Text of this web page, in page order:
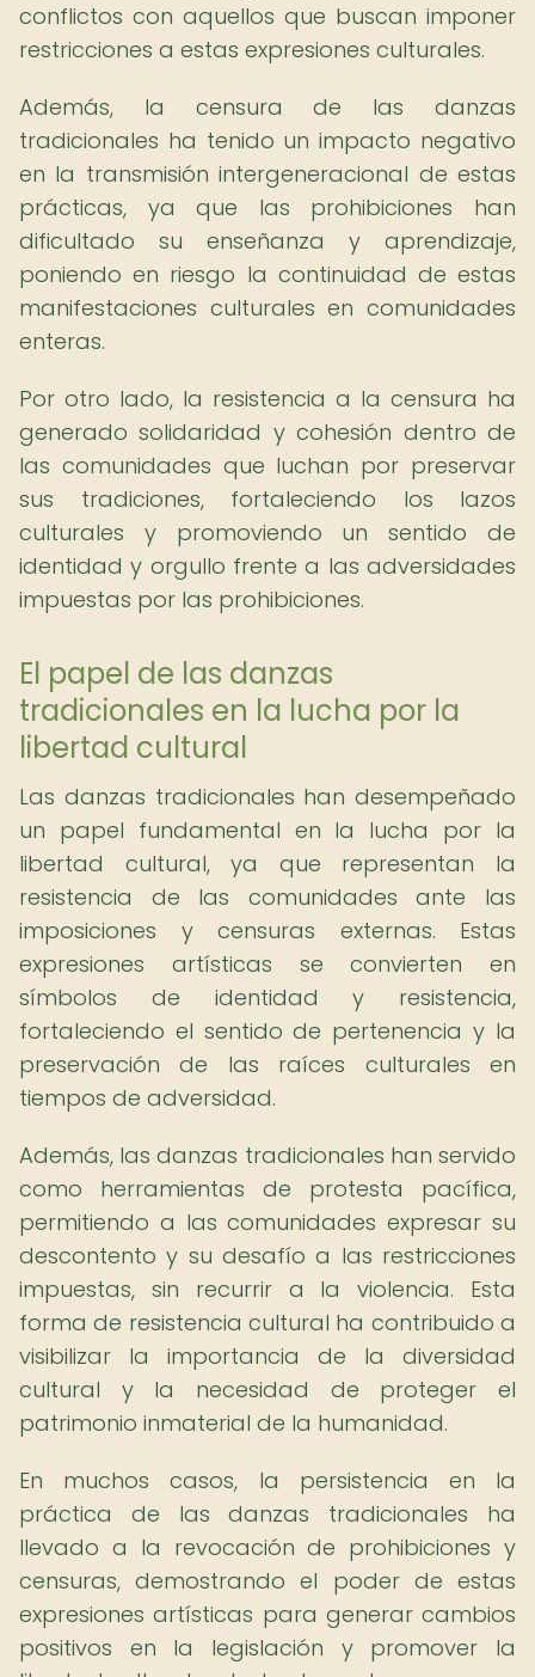
conflictos con aquellos que buscan imponer
restricciones a estas expresiones culturales.
Además, la censura de las danzas
tradicionales ha tenido un impacto negativo
en la transmisión intergeneracional de estas
prácticas, ya que las prohibiciones han
dificultado su enseñanza y aprendizaje,
poniendo en riesgo la continuidad de estas
manifestaciones culturales en comunidades
enteras.
Por otro lado, la resistencia a la censura ha
generado solidaridad y cohesión dentro de
las comunidades que luchan por preservar
sus tradiciones, fortaleciendo los lazos
culturales y promoviendo un sentido de
identidad y orgullo frente a las adversidades
impuestas por las prohibiciones.
El papel de las danzas
tradicionales en la lucha por la
libertad cultural
Las danzas tradicionales han desempeñado
un papel fundamental en la lucha por la
libertad cultural, ya que representan la
resistencia de las comunidades ante las
imposiciones y censuras externas. Estas
expresiones artísticas se convierten en
símbolos de identidad y resistencia,
fortaleciendo el sentido de pertenencia y la
preservación de las raíces culturales en
tiempos de adversidad.
Además, las danzas tradicionales han servido
como herramientas de protesta pacífica,
permitiendo a las comunidades expresar su
descontento y su desafío a las restricciones
impuestas, sin recurrir a la violencia. Esta
forma de resistencia cultural ha contribuido a
visibilizar la importancia de la diversidad
cultural y la necesidad de proteger el
patrimonio inmaterial de la humanidad.
En muchos casos, la persistencia en la
práctica de las danzas tradicionales ha
llevado a la revocación de prohibiciones y
censuras, demostrando el poder de estas
expresiones artísticas para generar cambios
positivos en la legislación y promover la